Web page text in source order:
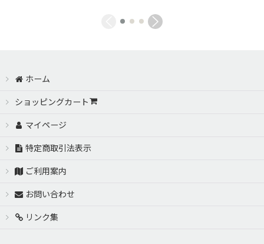
ホーム
ショッピングカート
マイページ
特定商取引法表示
ご利用案内
お問い合わせ
リンク集